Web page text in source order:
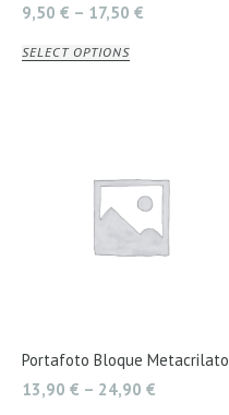
9,50 € – 17,50 €
SELECT OPTIONS
Portafoto Bloque Metacrilato
13,90 € – 24,90 €